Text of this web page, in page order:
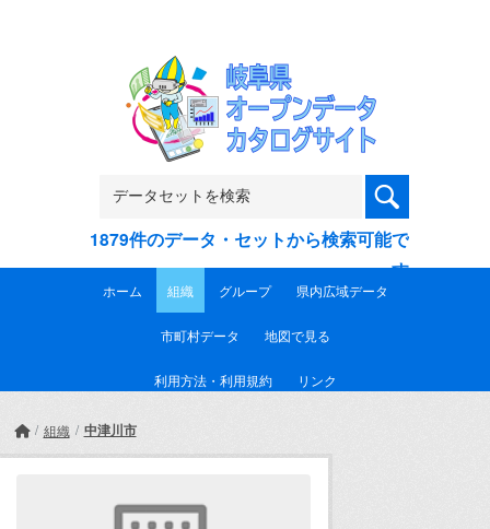
1879件のデータ・セットから検索可能で
す
ホーム 組織 グループ 県内広域データ
市町村データ 地図で見る
利用方法・利用規約 リンク
組織 中津川市